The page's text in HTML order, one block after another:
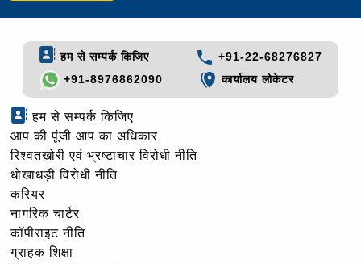
हम से सम्पर्क किजिए
+91-22-68276827
+91-8976862090
कार्यालय लोकेटर
हम से सम्पर्क किजिए
आप की पूंजी आप का अधिकार
रिश्वतखोरी एवं भ्रष्टाचार विरोधी नीति
धोखाधड़ी विरोधी नीति
करियर
नागरिक चार्टर
कॉपीराइट नीति
ग्राहक शिक्षा